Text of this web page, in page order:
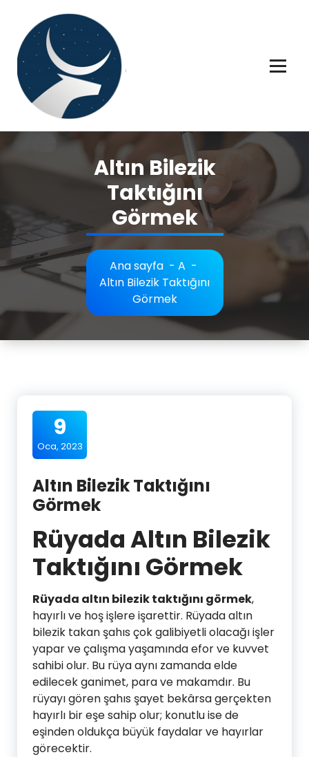
Altın Bilezik
Taktığını
Görmek
Ana sayfa- A -
Altın Bilezik Taktığını
Görmek
9
Oca, 2023
Altın Bilezik Taktığını
Görmek
Rüyada Altın Bilezik
Taktığını Görmek
Rüyada altın bilezik taktığını görmek,
hayırlı ve hoş işlere işarettir. Rüyada altın
bilezik takan şahıs çok galibiyetli olacağı işler
yapar ve çalışma yaşamında efor ve kuvvet
sahibi olur. Bu rüya aynı zamanda elde
edilecek ganimet, para ve makamdır. Bu
rüyayı gören şahıs şayet bekârsa gerçekten
hayırlı bir eşe sahip olur; konutlu ise de
eşinden oldukça büyük faydalar ve hayırlar
görecektir.